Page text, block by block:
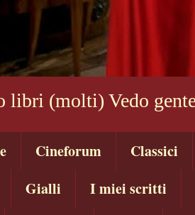
libri (molti) Vedo
Cineforum
Classici
Gialli
I miei scritti